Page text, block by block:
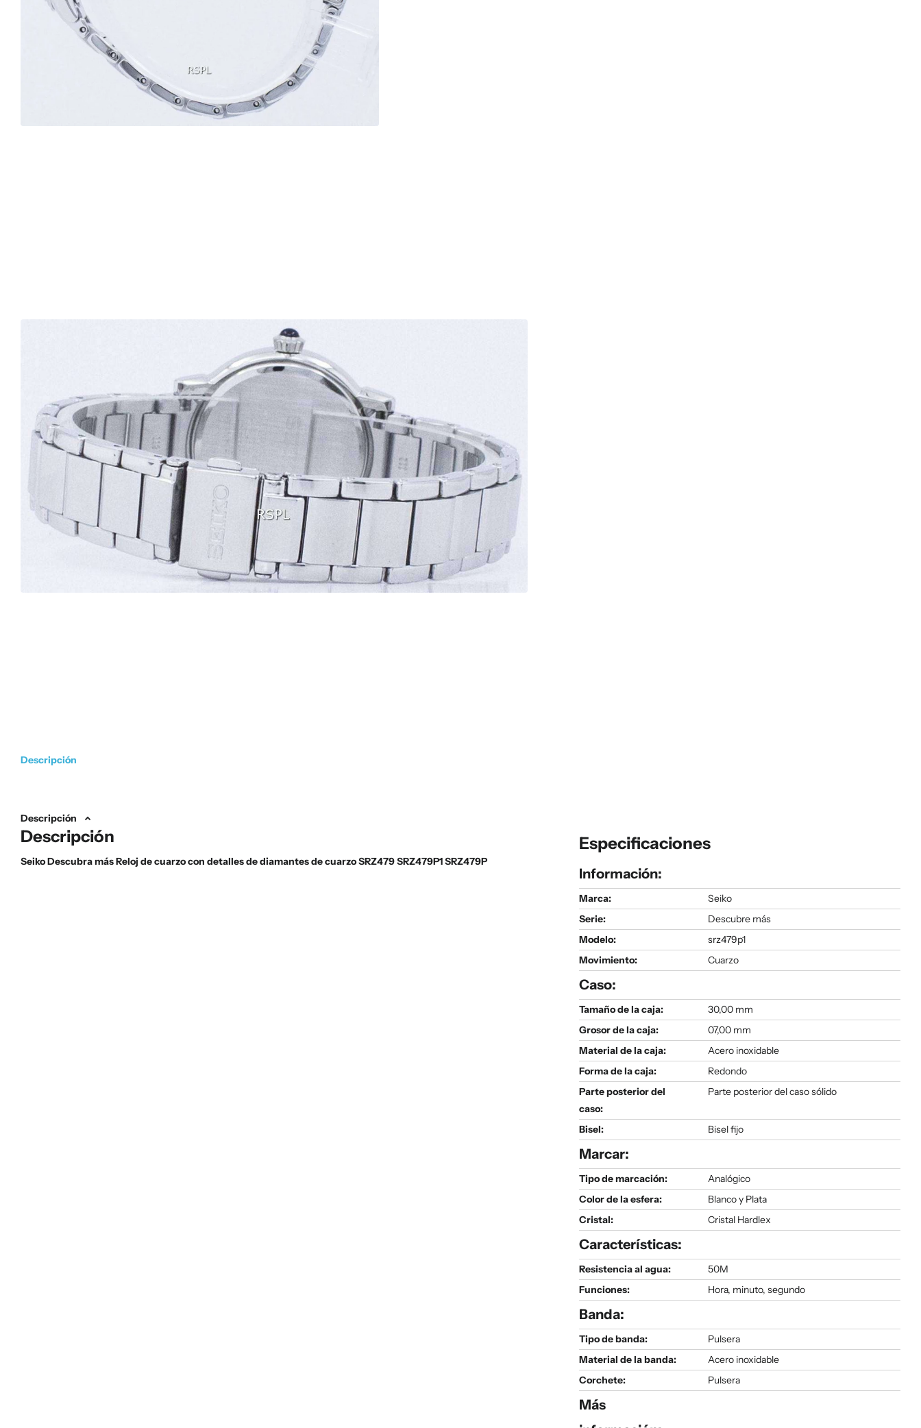
Descripción
Descripción
Descripción
Seiko Descubra más Reloj de cuarzo con detalles de diamantes de cuarzo SRZ479 SRZ479P1 SRZ479P
Especificaciones
Información:
Marca:
Seiko
Serie:
Descubre más
Modelo:
srz479p1
Movimiento:
Cuarzo
Caso:
Tamaño de la caja:
30,00 mm
Grosor de la caja:
07,00 mm
Material de la caja:
Acero inoxidable
Forma de la caja:
Redondo
Parte posterior del
caso:
Parte posterior del caso sólido
Bisel: Bisel fijo
Marcar:
Tipo de marcación:
Analógico
Color de la esfera:
Blanco y Plata
Cristal:
Cristal Hardlex
Características:
Resistencia al agua:
50M
Funciones:
Hora, minuto, segundo
Banda:
Tipo de banda:
Pulsera
Material de la banda:
Acero inoxidable
Corchete:
Pulsera
Más